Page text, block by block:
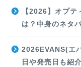
【2026】オプテ
は？中身のネタ
2026EVANS(エ
日や発売日も紹介